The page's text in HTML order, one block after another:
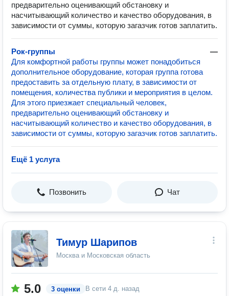
предварительно оценивающий обстановку и
насчитывающий количество и качество оборудования, в
зависимости от суммы, которую загазчик готов заплатить.
Рок-группы
—
Для комфортной работы группы может понадобиться
дополнительное оборудование, которая группа готова
предоставить за отдельную плату, в зависимости от
помещения, количества публики и мероприятия в целом.
Для этого приезжает специальный человек,
предварительно оценивающий обстановку и
насчитывающий количество и качество оборудования, в
зависимости от суммы, которую загазчик готов заплатить.
Ещё 1 услуга
Позвонить Чат
Тимур Шарипов
Москва и Московская область
5.0 3 оценки В сети 4 д. назад